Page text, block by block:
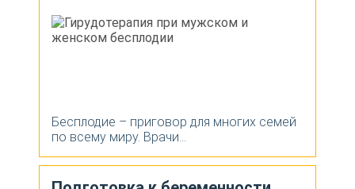
Бесплодие – приговор для многих семей
по всему миру. Врачи...